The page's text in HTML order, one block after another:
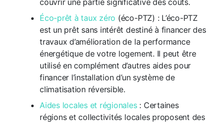
Éco-prêt à taux zéro (éco-PTZ) : L’éco-PTZ
est un prêt sans intérêt destiné à financer des
travaux d’amélioration de la performance
énergétique de votre logement. Il peut être
utilisé en complément d’autres aides pour
financer l’installation d’un système de
climatisation réversible.
Aides locales et régionales: Certaines
régions et collectivités locales proposent des